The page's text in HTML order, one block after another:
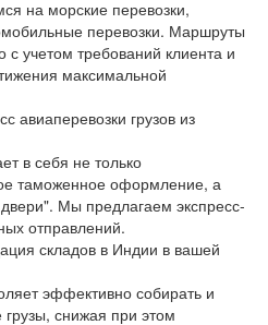
на морские перевозки,
перевозки. Маршруты
учетом требований клиента и
максимальной
авиаперевозки грузов из
в себя не только
таможенное оформление, а
Мы предлагаем экспресс-
отправлений.
складов в Индии в вашей
эффективно собирать и
грузы, снижая при этом